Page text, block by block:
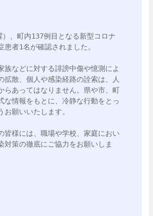
）、町内137例目となる新型コロナ
患者1名が確認されました。
族などに対する誹謗中傷や憶測によ
拡散、個人や感染経路の詮索は、人
らあってはなりません。県や市、町
な情報をもとに、冷静な行動をとっ
お願いいたします。
皆様には、職場や学校、家庭におい
対策の徹底にご協力をお願いしま